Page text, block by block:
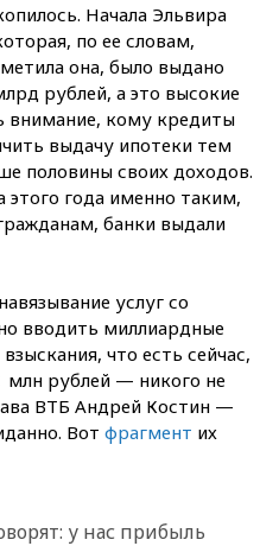
Начала Эльвира
по ее словам,
она, было выдано
рублей, а это высокие
внимание, кому кредиты
выдачу ипотеки тем
половины своих доходов.
этого года именно таким,
банки выдали
услуг со
вводить миллиардные
что есть сейчас,
млн рублей — никого не
ВТБ Андрей Костин —
Вот фрагмент их
у нас прибыль